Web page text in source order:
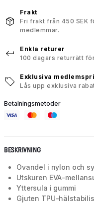
Frakt
Fri frakt från 450 SEK
medlemmar.
Enkla returer
100 dagars returrätt
Exklusiva
Lås upp exklusiva
Betalningsmetoder
BESKRIVNING
Ovandel i nylon och
Utskuren EVA-
Yttersula i gummi
Gjuten TPU-